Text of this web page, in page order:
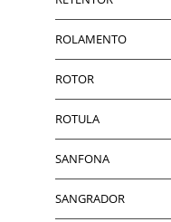
ROLAMENTO
ROTOR
ROTULA
SANFONA
SANGRADOR